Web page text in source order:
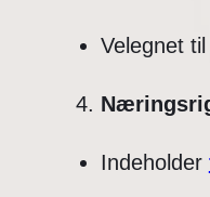
Velegnet
Indeholder